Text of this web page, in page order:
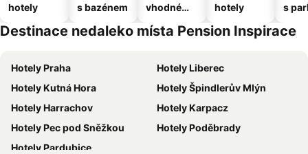
hotely
s bazénem
vhodné
domácí
hotely
s
Destinace nedaleko místa Pension Inspirace
Hotely Praha
Hotely Liberec
Hotely Kutná Hora
Hotely Špindlerův Mlýn
Hotely Harrachov
Hotely Karpacz
Hotely Pec pod Sněžkou
Hotely Poděbrady
Hotely Pardubice